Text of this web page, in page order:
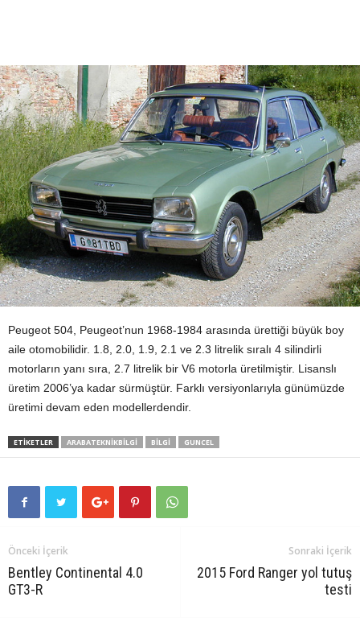
Peugeot 504, Peugeot’nun 1968-1984 arasında ürettiği büyük boy
aile otomobilidir. 1.8, 2.0, 1.9, 2.1 ve 2.3 litrelik sıralı 4 silindirli
motorların yanı sıra, 2.7 litrelik bir V6 motorla üretilmiştir. Lisanslı
üretim 2006’ya kadar sürmüştür. Farklı versiyonlarıyla günümüzde
üretimi devam eden modellerdendir.
ETIKETLER ARABATEKNIKBILGI BILGI GUNCEL
Önceki İçerik
Bentley Continental 4.0
GT3-R
Sonraki İçerik
2015 Ford Ranger yol tutuş
testi